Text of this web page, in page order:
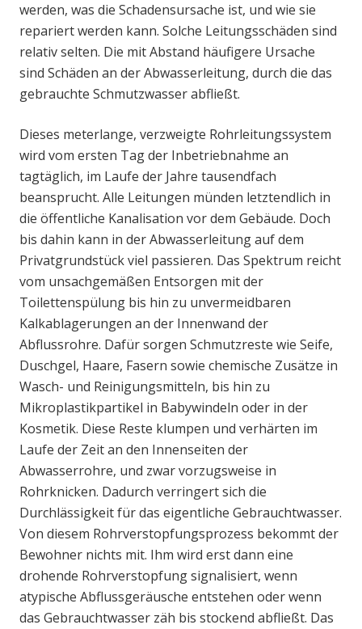
werden, was die Schadensursache ist, und wie sie
repariert werden kann. Solche Leitungsschäden sind
relativ selten. Die mit Abstand häufigere Ursache
sind Schäden an der Abwasserleitung, durch die das
gebrauchte Schmutzwasser abfließt.
Dieses meterlange, verzweigte Rohrleitungssystem
wird vom ersten Tag der Inbetriebnahme an
tagtäglich, im Laufe der Jahre tausendfach
beansprucht. Alle Leitungen münden letztendlich in
die öffentliche Kanalisation vor dem Gebäude. Doch
bis dahin kann in der Abwasserleitung auf dem
Privatgrundstück viel passieren. Das Spektrum reicht
vom unsachgemäßen Entsorgen mit der
Toilettenspülung bis hin zu unvermeidbaren
Kalkablagerungen an der Innenwand der
Abflussrohre. Dafür sorgen Schmutzreste wie Seife,
Duschgel, Haare, Fasern sowie chemische Zusätze in
Wasch- und Reinigungsmitteln, bis hin zu
Mikroplastikpartikel in Babywindeln oder in der
Kosmetik. Diese Reste klumpen und verhärten im
Laufe der Zeit an den Innenseiten der
Abwasserrohre, und zwar vorzugsweise in
Rohrknicken. Dadurch verringert sich die
Durchlässigkeit für das eigentliche Gebrauchtwasser.
Von diesem Rohrverstopfungsprozess bekommt der
Bewohner nichts mit. Ihm wird erst dann eine
drohende Rohrverstopfung signalisiert, wenn
atypische Abflussgeräusche entstehen oder wenn
das Gebrauchtwasser zäh bis stockend abfließt. Das